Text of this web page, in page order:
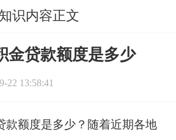
知识内容正文
金贷款额度是多少
22 13:58:41
款额度是多少？随着近期各地